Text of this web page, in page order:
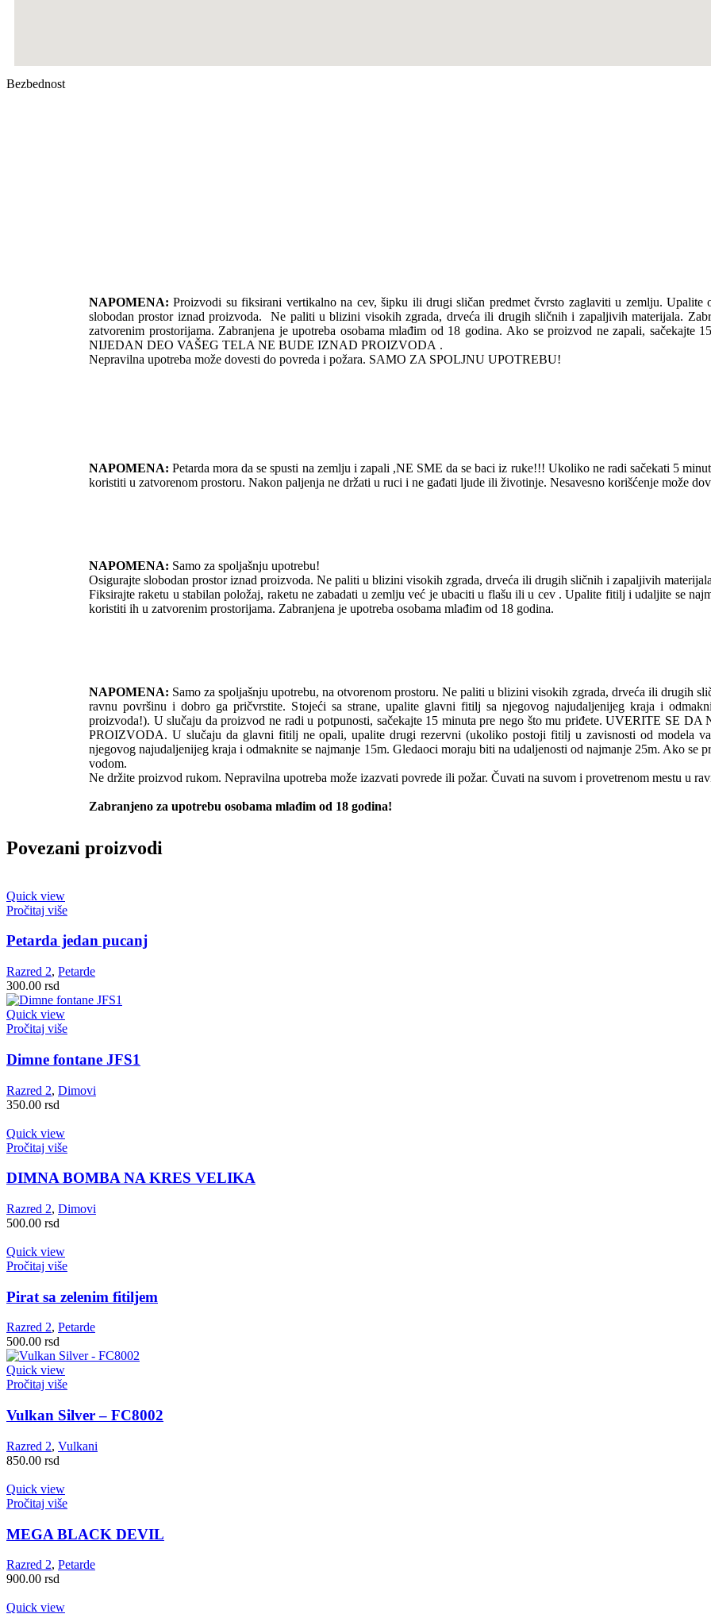
Bezbednost
NAPOMENA: Proizvodi su fiksirani vertikalno na cev, šipku ili drugi sličan predmet čvrsto zaglaviti u zemlju.
slobodan prostor iznad proizvoda. Ne paliti u blizini visokih zgrada, drveća ili drugih sličnih i zapaljivih materijala.
zatvorenim prostorijama. Zabranjena je upotreba osobama mlađim od 18 godina. Ako se proizvod ne zapali,
NIJEDAN DEO VAŠEG TELA NE BUDE IZNAD PROIZVODA .
Nepravilna upotreba može dovesti do povreda i požara. SAMO ZA SPOLJNU UPOTREBU!
NAPOMENA: Petarda mora da se spusti na zemlju i zapali ,NE SME da se baci iz ruke!!! Ukoliko ne radi sačekati 5
koristiti u zatvorenom prostoru. Nakon paljenja ne držati u ruci i ne gađati ljude ili životinje. Nesavesno korišćenje može
NAPOMENA: Samo za spoljašnju upotrebu!
Osigurajte slobodan prostor iznad proizvoda. Ne paliti u blizini visokih zgrada, drveća ili drugih sličnih i zapaljivih
Fiksirajte raketu u stabilan položaj, raketu ne zabadati u zemlju već je ubaciti u flašu ili u cev . Upalite fitilj i udaljite se
koristiti ih u zatvorenim prostorijama. Zabranjena je upotreba osobama mlađim od 18 godina.
NAPOMENA: Samo za spoljašnju upotrebu, na otvorenom prostoru. Ne paliti u blizini visokih zgrada, drveća ili drugih
ravnu površinu i dobro ga pričvrstite. Stojeći sa strane, upalite glavni fitilj sa njegovog najudaljenijeg kraja i
proizvoda!). U slučaju da proizvod ne radi u potpunosti, sačekajte 15 minuta pre nego što mu priđete. UVERITE SE
PROIZVODA. U slučaju da glavni fitilj ne opali, upalite drugi rezervni (ukoliko postoji fitilj u zavisnosti od modela
njegovog najudaljenijeg kraja i odmaknite se najmanje 15m. Gledaoci moraju biti na udaljenosti od najmanje 25m. Ako se
vodom.
Ne držite proizvod rukom. Nepravilna upotreba može izazvati povrede ili požar. Čuvati na suvom i provetrenom mestu u
Zabranjeno za upotrebu osobama mlađim od 18 godina!
Povezani proizvodi
Quick view
Pročitaj više
Petarda jedan pucanj
Razred 2, Petarde
300.00 rsd
Quick view
Pročitaj više
Dimne fontane JFS1
Razred 2, Dimovi
350.00 rsd
Quick view
Pročitaj više
DIMNA BOMBA NA KRES VELIKA
Razred 2, Dimovi
500.00 rsd
Quick view
Pročitaj više
Pirat sa zelenim fitiljem
Razred 2, Petarde
500.00 rsd
Quick view
Pročitaj više
Vulkan Silver – FC8002
Razred 2, Vulkani
850.00 rsd
Quick view
Pročitaj više
MEGA BLACK DEVIL
Razred 2, Petarde
900.00 rsd
Quick view